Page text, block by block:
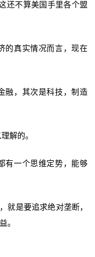
还不算美国手里各个盟
的真实情况而言，现在
融，其次是科技，制造
解的。
有一个思维定势，能够
就是要追求绝对垄断，
。